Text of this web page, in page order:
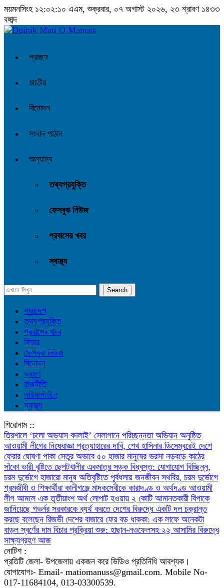
ময়মনসিংহ ১২:০২:১১ এএম, শুক্রবার, ০৭ অগাস্ট ২০২৬, ২৩ শ্রাবণ ১৪৩৩
বঙ্গাব্দ
প্রচ্ছদ
জাতীয়
বিনোদন
সংবাদ পাঠান
অন্যান্য
তথ্যপ্রযুক্তি
ফেসবুক নিউজ
প্রবাসের খবর
স্বাস্থ্য
সারাদেশ
তথ্যপ্রযুক্তি
প্রবাসের খবর
ফিচার
ফেসবুক নিউজ
বিনোদন
ভ্রমণ
রাজনীতি
লাইফস্টাইল
স্বাস্থ্য
শিরোনাম ::
‎ত্রিশালে ‘চলো অভ্যাস বদলাই’ স্লোগানে পরিচ্ছন্নতা অভিযান অনুষ্ঠিত
আওয়ামী লীগের নিষেধাজ্ঞা প্রত্যাহারের দাবি, শেখ হাসিনার ডিসেম্বরেই দেশে
ফেরার ঘোষণা পাকা সেতুর অভাবে ৫০ হাজার মানুষের ভরসা নড়বড়ে কাঠের
সাঁকো ভারী বৃষ্টিতে ছেপটখালীর একমাত্র সড়ক বিধ্বস্ত: যোগাযোগ বিচ্ছিন্ন,
চরম দুর্ভোগে হাজারো মানুষ অতিবৃষ্টিতে পূর্বধলায় জনজীবন স্থবির, চরম দুর্ভোগে
শ্রমজীবী ও শিক্ষার্থীরা কালীগঞ্জে মাদকসেবীকে কারাদণ্ড ও অর্থদণ্ড আওয়ামী
লীগ আমলে এক তৃতীয়াংশ অর্থ লোপাট হওয়ায় ২ কোটি আমানতকারী বিপাকে
জানিয়েছে গভর্নর সরকারকে ব্যর্থ করতে দেশের বিরুদ্ধে একটি দল চক্রান্ত
করছে বলেছেন রিজভী দেশের বাজারে ফের বড় ধাক্কা: এক লাফে অনেকটা
বাড়ল স্বর্ণের দাম বিচার প্রক্রিয়া শুরু: হাছান-নওফেলসহ ২২ আসামির বিরুদ্ধে
সাক্ষ্যগ্রহণ আজ
নোটিশ :
প্রতিটি জেলা- উপজেলায় একজন করে ভিডিও প্রতিনিধি আবশ্যক।
যোগাযোগঃ- Email- matiomanuss@gmail.com. Mobile No-
017-11684104, 013-03300539.